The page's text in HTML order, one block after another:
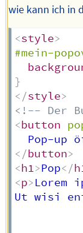
wie kann ich in
<style>
#mein-
}
</style>
<!-- Der
<button
</button>
<h1>Pop</
<p>Lorem
Ut wisi